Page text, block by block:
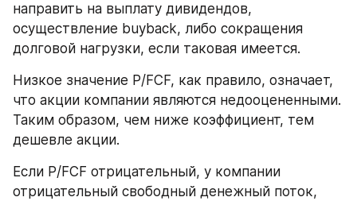
направить на выплату дивидендов,
осуществление buyback, либо сокращения
долговой нагрузки, если таковая имеется.
Низкое значение P/FCF, как правило, означает,
что акции компании являются недооцененными.
Таким образом, чем ниже коэффициент, тем
дешевле акции.
Если P/FCF отрицательный, у компании
отрицательный свободный денежный поток,